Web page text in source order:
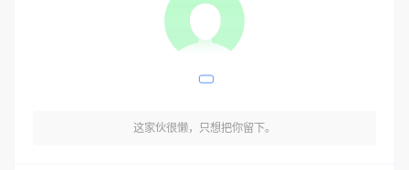
这家伙很懒，只想把你留下。